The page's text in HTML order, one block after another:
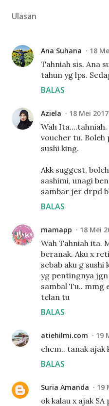
Ulasan
Ana Suhana 18
Tahniah sis. Ana
tahun yg lps.
BALAS
Aziela 18 Mei
Wah
voucher tu. Boleh
sushi king.
Akk suggest,
sashimi, unagi
sambar jer drpd
BALAS
mamapp 18 Mei
Wah Tahniah ita.
beranak. Aku x
sebab aku g
yg pentingnya
sambal Tu.. mmg
telan tu
BALAS
atiehilmi.com 19
ehem.. tanak ajak
BALAS
Suria Amanda 19
ok kalau x ajak